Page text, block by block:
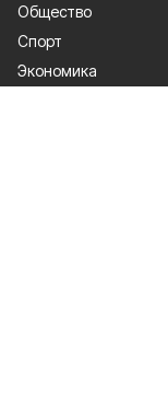
Общество
Спорт
Экономика